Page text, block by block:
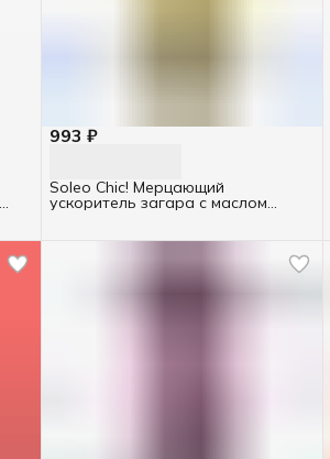
993 ₽
Soleo Chic! Мерцающий
ускоритель загара с маслом